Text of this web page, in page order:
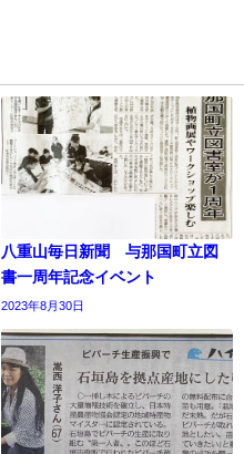
八重山毎日新聞 与那国町立図
書一周年記念イベント
2023年8月30日